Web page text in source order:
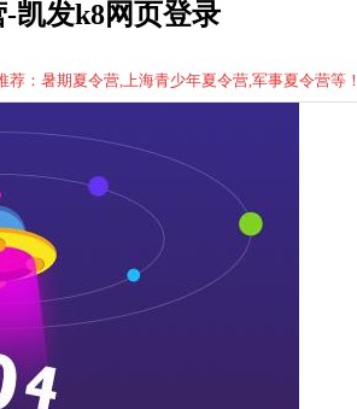
-凯发k8网页登录
荐：暑期夏令营,上海青少年夏令营,军事夏令营等！